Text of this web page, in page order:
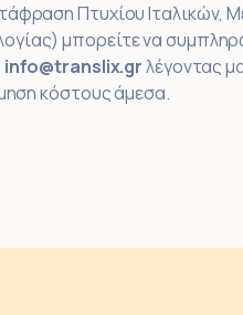
Πτυχίου Ιταλικών,
μπορείτε να
info@translix.grλέγοντας
κόστους άμεσα.